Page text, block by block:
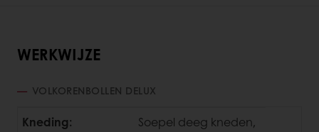
WERKWIJZE
VOLKORENBOLLEN DELUX
Kneding:
Soepel deeg kneden,